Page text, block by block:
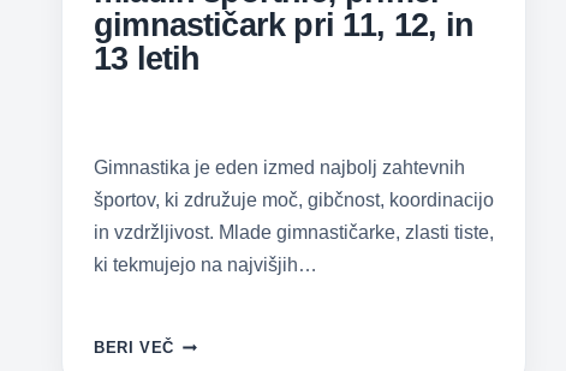
gimnastičark pri 11, 12, in
13 letih
Gimnastika je eden izmed najbolj zahtevnih
športov, ki združuje moč, gibčnost, koordinacijo
in vzdržljivost. Mlade gimnastičarke, zlasti tiste,
ki tekmujejo na najvišjih…
BERI VEČ PREHRANA